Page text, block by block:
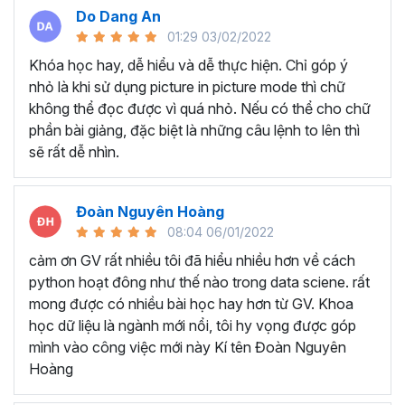
Tại sao bạn nên chọn khóa
học lập trình Python tại
Gitiho?
Nội dung khóa học bao gồm6 chương ,49 bài
giảngvà9 giờ 33 phúthọc sẽ giúp bạn nắm vững các
kỹ năng, thao tác xử lý, trực quan hóa kết quả dựa trên
thống kê thông quan ngôn ngữ lập trình Python.
Trong khóa học xử lý dữ liệu với python này, ngoài được
tiếp cận với các lý thuyết lập trình với Python, Gitiho còn
cung cấp cácCase Studygiúp bạn tiếp cận được với
các bài toán thực tiễn, từ đó nắm được quy trình để ứng
dụng vào công việc trong doanh nghiệp như thế nào.
Khóa học sẽ được tổ chức theo hình thức online dưới
dạng video quay sẵn. Bạn sẽ được sở hữu trọn đời sau khi
đăng ký và học đi học lại cho đến khi nhớ bài.
Nội dung học sẽ được cập nhật và update thường xuyên,
Do Dang An
01:29 03/02/2022
Khóa học hay, dễ hiểu và dễ thực hiện. Chỉ góp ý
nhỏ là khi sử dụng picture in picture mode thì chữ
không thể đọc được vì quá nhỏ. Nếu có thể cho chữ
phần bài giảng, đặc biệt là những câu lệnh to lên thì
sẽ rất dễ nhìn.
Đoàn Nguyên Hoàng
08:04 06/01/2022
cảm ơn GV rất nhiều tôi đã hiểu nhiều hơn về cách
python hoạt đông như thế nào trong data sciene. rất
mong được có nhiều bài học hay hơn từ GV. Khoa
học dữ liệu là ngành mới nổi, tôi hy vọng được góp
mình vào công việc mới này Kí tên Đoàn Nguyên
Hoàng